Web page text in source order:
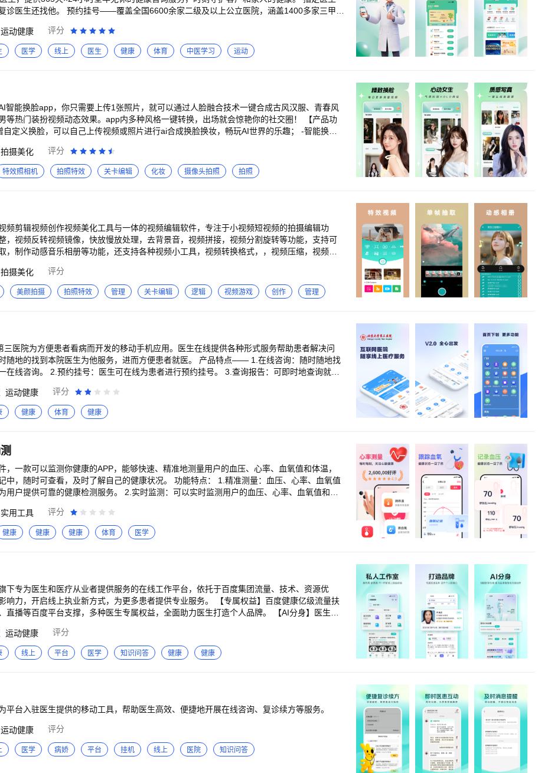
医生还找他。 预约挂号——覆盖全国6600余家二级及以上公立医院，涵盖1400多家三甲医
【在线购药】种类齐全，品质保证，享京东服务保障。 【专病专科】皮肤专科、中医专科、
症就医专病专治。 【关爱专区】母婴专区、慢病专区，为一老、一小特定人群提供更多关
的健康守护，全面覆盖客户健康时、小病时、大病时、康复时的生命周期，为客户构建了一
康、更长寿。 【泰康客户专享，注册邀请码请联系您的代理人】 本Ap
，不能替代执业医师的专业诊断与医疗建议。您在进行健康相关决策前务必咨询专业医生，
专业医疗意见。
运动健康 评分
医学 线上 医生 健康 体育 中医学习 运动
智能换脸app，你只需要上传1张照片，就可以通过人脸融合技术一键合成古风汉服、青春风
热门装扮视频动态效果。app内多种风格一键转换，出场就会惊艳你的社交圈！ 【产品功
自定义换脸，可以自己上传视频或照片进行ai合成换脸换妆，畅玩AI世界的乐趣； -智能换
旗袍秀、超流行热门舞蹈等海量视频任意挑选； -傻瓜式简单操作：只需在上传一张照片，就
键生成； -风格转换：支持男扮女、女扮男，统统可以变换！极简的可操作性、智能融合特效
你展示各类不同风格的自己！ 用户协议：http://goollp.xyz/doc/rffaceYhxy.ht
doc/rffaceYszc.html 会员协议：http://goollp.xyz/doc/srfhyxy.html 自动续费协议：htt
用户开通订阅会员需同意《会员协议》和《自动续费协议》，到期按自动续费价格
用中需要帮助，请联系我们服务邮箱3547835957@qq.com
拍摄美化 评分
特效照相机 拍照特效 关卡编辑 化妆 摄像头拍照 拍照
频剪辑视频创作视频美化工具与一体的视频编辑软件，专注于小视频短视频的拍摄编辑功
，视频反转视频镜像，快放慢放处理，去背景音，视频拼接，视频分割旋转等功能，支持可
，制作动感音乐相册等功能，还支持各种视频小工具，视频转换格式，，视频压缩，视频转
拍摄美化 评分
美颜拍摄 拍照特效 管理 关卡编辑 逻辑 视频游戏 创作 管理
三医院为方便患者看病而开发的移动手机应用。医生在线提供各种形式服务帮助患者解决问
随地的找到本院医生为他服务，进而方便患者就医。 产品特点—— 1.在线咨询：随时随地找
在线咨询。 2.预约挂号：医生可在线为患者进行预约挂号。 3.查询报告：可即时地查询就诊
运动健康 评分
健康 体育 健康
，一款可以监测你健康的APP，能够快速、精准地测量用户的血压、心率、血氧值和体温，
中，随时可查看，及时了解自己的健康状况。 功能特点： 1.精准测量：血压、心率、血氧值
用户提供可靠的健康检测服务。 2.实时监测：可以实时监测用户的血压、心率、血氧值和体
况。 4.提醒功能：提醒用户定时进行健康检测，让用户更好地管理自己的健康。 5.操作简
头上即可测量您的血压、心率、血氧值和体温，可一键保存检测数据。 应用场景： 1.老年
自己的血压、心率、血氧值和体温，该应用为他们提供了一个便捷的健康检测工具，帮助老
复管理。 3.健身人士：还可以作为健身人士的健身数据记录工具，随时记录自己的身体健康
管理。 总结： 血压血氧心率准确测是一款实用的健康检测应用，为用户提供可靠的健康管理
实用工具 评分
健康 健康 健康 体育 医学
下专为医生和医疗从业者提供服务的在线工作平台，依托于百度集团流量、技术、资源优
线上执业新方式，为更多患者提供专业服务。 【专属权益】百度健康亿级流量扶
直播等百度平台支撑，多种医生专属权益，全面助力医生打造个人品牌。 【AI分身】医生可
率。互联网医院备案医生可在线处方。 【科普创作】通过AI大模型赋能，帮助医疗从业者轻
号等平台实现影响力与价值的双重提升。 【患者管理】医生可以对线上咨询和线下报到的患
教资料、问诊表等专业工具高效随访跟踪诊后患者病情，助力医生诊后管理。
运动健康 评分
线上 平台 医学 知识问答 健康 健康
平台入驻医生提供的移动工具，帮助医生高效、便捷地开展在线咨询、复诊续方等服务。
运动健康 评分
医学 病娇 平台 挂机 线上 医院 知识问答